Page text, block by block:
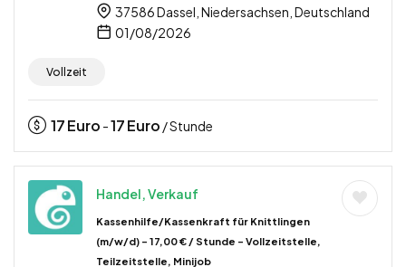
37586 Dassel, Niedersachsen, Deutschland
01/08/2026
Vollzeit
17Euro -17Euro / Stunde
Handel, Verkauf
Kassenhilfe/Kassenkraft für Knittlingen
(m/w/d) – 17,00 € / Stunde – Vollzeitstelle,
Teilzeitstelle, Minijob